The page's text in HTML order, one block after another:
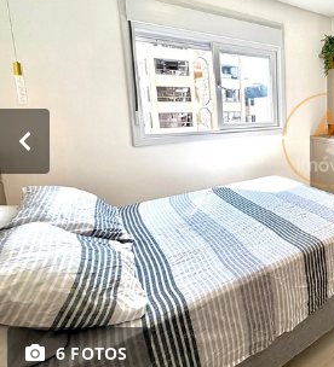
6 FOTOS